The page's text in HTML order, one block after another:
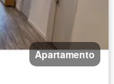
Apartamento